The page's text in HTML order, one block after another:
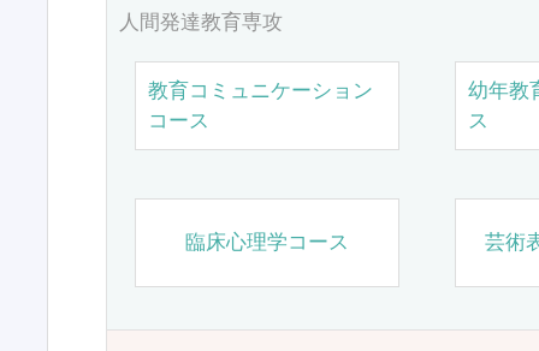
人間発達教育専攻
教育コミュニケーション
コース
幼年教
ス
臨床心理学コース 芸術